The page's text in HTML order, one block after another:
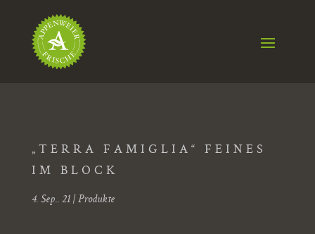
„TERRA FAMIGLIA“ FEINES
IM BLOCK
4. Sep.. 21| Produkte